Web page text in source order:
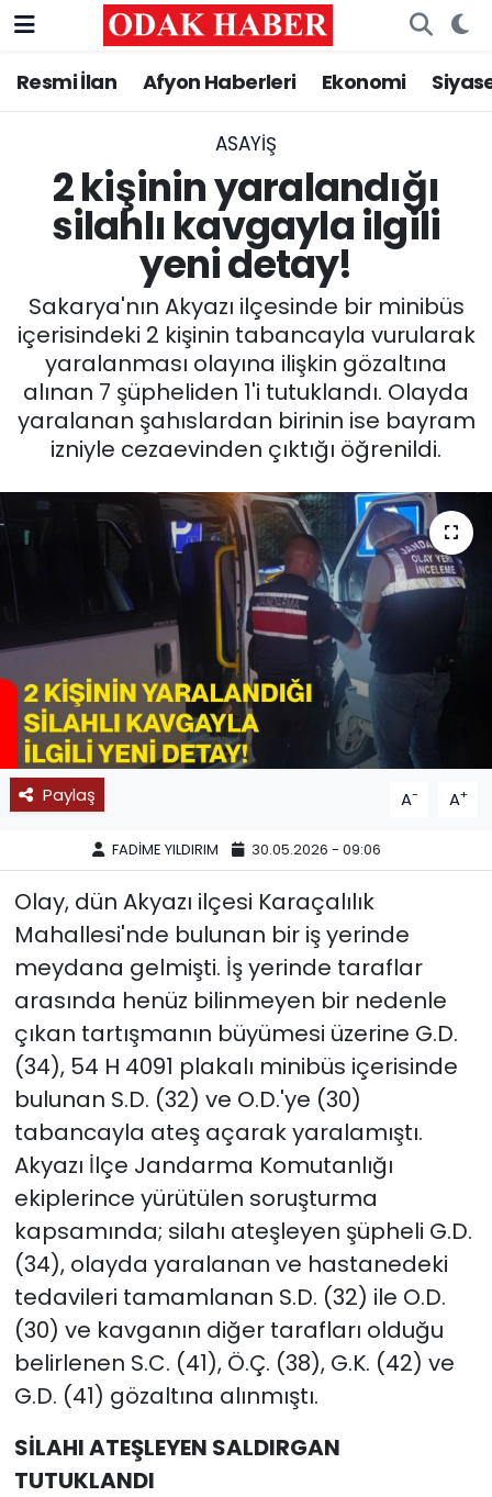
Resmi İlan Afyon Haberleri Ekonomi
ASAYİŞ
2 kişinin yaralandığı
silahlı kavgayla ilgili
yeni detay!
Sakarya'nın Akyazı ilçesinde bir minibüs
içerisindeki 2 kişinin tabancayla vurularak
yaralanması olayına ilişkin gözaltına
alınan 7 şüpheliden 1'i tutuklandı. Olayda
yaralanan şahıslardan birinin ise bayram
izniyle cezaevinden çıktığı öğrenildi.
Paylaş A- A+
FADİME YILDIRIM 30.05.2026 - 09:06
Olay, dün Akyazı ilçesi Karaçalılık
Mahallesi'nde bulunan bir iş yerinde
meydana gelmişti. İş yerinde taraflar
arasında henüz bilinmeyen bir nedenle
çıkan tartışmanın büyümesi üzerine G.D.
(34), 54 H 4091 plakalı minibüs içerisinde
bulunan S.D. (32) ve O.D.'ye (30)
tabancayla ateş açarak yaralamıştı.
Akyazı İlçe Jandarma Komutanlığı
ekiplerince yürütülen soruşturma
kapsamında; silahı ateşleyen şüpheli G.D.
(34), olayda yaralanan ve hastanedeki
tedavileri tamamlanan S.D. (32) ile O.D.
(30) ve kavganın diğer tarafları olduğu
belirlenen S.C. (41), Ö.Ç. (38), G.K. (42) ve
G.D. (41) gözaltına alınmıştı.
SİLAHI ATEŞLEYEN SALDIRGAN
TUTUKLANDI
AFYONKARAHİSAR HABERLERİ
ASAYİŞ
SİYASET
EĞİTİM
MAGAZİN
SPOR
11:11 MANŞET
Afyonkarahisar Nöbetçi Eczaneler
Afyonkarahisar Hava Durumu
Afyonkarahisar Namaz Vakitleri
Afyonkarahisar Trafik Yoğunluk Haritası
Süper Lig Puan Durumu ve Fikstür
Tüm Manşetler
Son Dakika Haberleri